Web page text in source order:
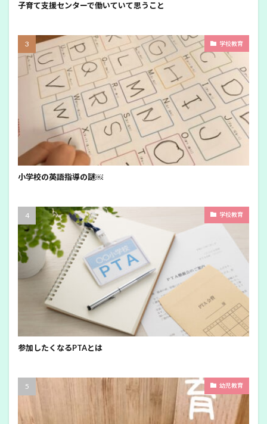
子育て支援センターで働いていて思うこと
学校教育
小学校の英語指導の謎￼
学校教育
参加したくなるPTAとは
幼児教育